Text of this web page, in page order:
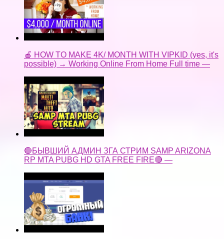
🍎 HOW TO MAKE 4K/ MONTH WITH VIPKID (yes, it's
possible) → Working Online From Home Full time —
🔴БЫВШИЙ АДМИН ЗГА СТРИМ SAMP ARIZONA
RP MTA PUBG HD GTA FREE FIRE🔴 —